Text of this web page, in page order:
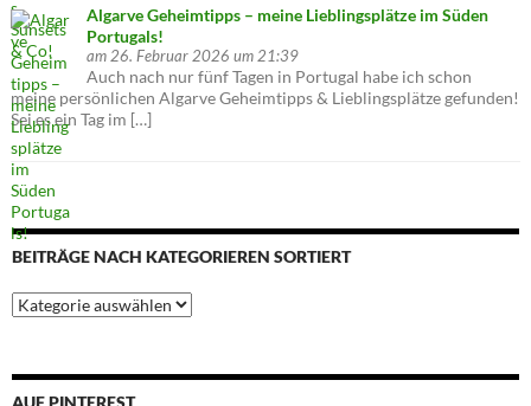
Algarve Geheimtipps – meine Lieblingsplätze im Süden
Portugals!
am 26. Februar 2026 um 21:39
Auch nach nur fünf Tagen in Portugal habe ich schon
meine persönlichen Algarve Geheimtipps & Lieblingsplätze gefunden!
Sei es ein Tag im […]
BEITRÄGE NACH KATEGORIEREN SORTIERT
Beiträge
nach
AUF PINTEREST